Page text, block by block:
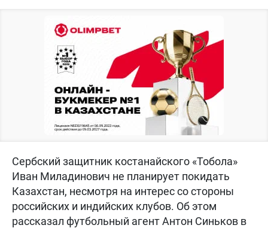
Сербский защитник костанайского «Тобола»
Иван Миладинович не планирует покидать
Казахстан, несмотря на интерес со стороны
российских и индийских клубов. Об этом
рассказал футбольный агент Антон Синьков в